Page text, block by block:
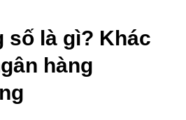
số là gì? Khác
hàng